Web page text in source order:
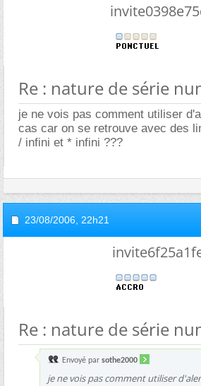
Re : nature de série
je ne vois pas comment utiliser
cas car on se retrouve avec des
/ infini et * infini ???
23/08/2006, 22h21
Re : nature de série
Envoyé par sothe2000
je ne vois pas comment utiliser